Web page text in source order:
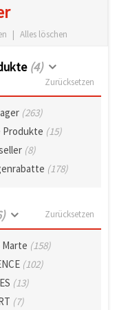
| Alles löschen
(4)
Zurücksetzen
(263)
Produkte (15)
(8)
(178)
Zurücksetzen
(158)
(102)
(13)
(7)